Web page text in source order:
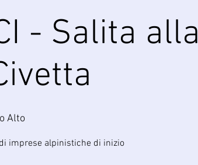
- Salita alla
Alto
imprese alpinistiche di inizio